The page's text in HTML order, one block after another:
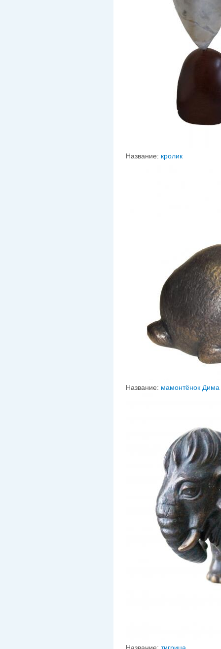
Название: кролик
Название: мамонтёнок Дима